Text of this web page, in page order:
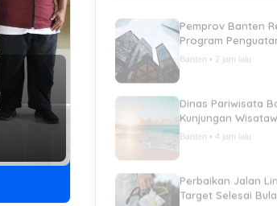
Pemprov Banten
Program
Daerah
Banten • 2 jam lalu
Dinas Pariwisata
Kunjungan
Banten • 4 jam lalu
Perbaikan Jalan
Target Selesai